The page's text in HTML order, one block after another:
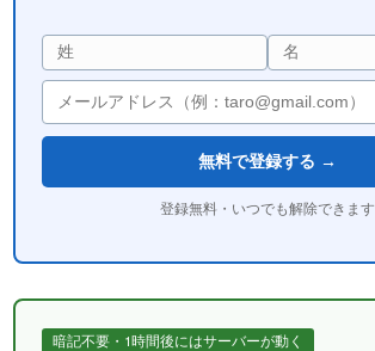
無料で登録する →
登録無料・いつでも解除できます
暗記不要・1時間後にはサーバーが動く